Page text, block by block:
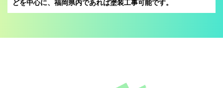
どを中心に、 福岡県内であれば塗装工事可能です。